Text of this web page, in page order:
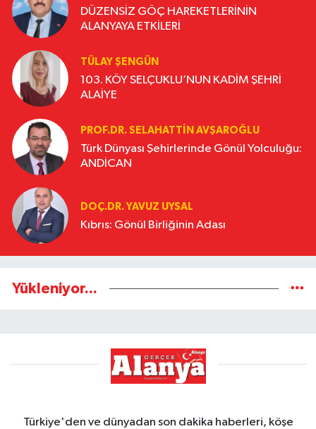
DÜZENSİZ GÖÇ HAREKETLERİNİN
ALANYAYA ETKİLERİ
TÜLAY ŞENGÜN
103. KÖY SELÇUKLU’NUN KADİM ŞEHRİ
ALAİYE
PROF.DR. SELAHATTIN AVŞAROĞLU
Türk Dünyası Şehirlerinde Gönül Yolculuğu:
ANDİCAN
DOÇ.DR. YAVUZ UYSAL
Kıbrıs: Gönül Birliğinin Adası
Yükleniyor...
Türkiye'den ve dünyadan son dakika haberleri, köşe